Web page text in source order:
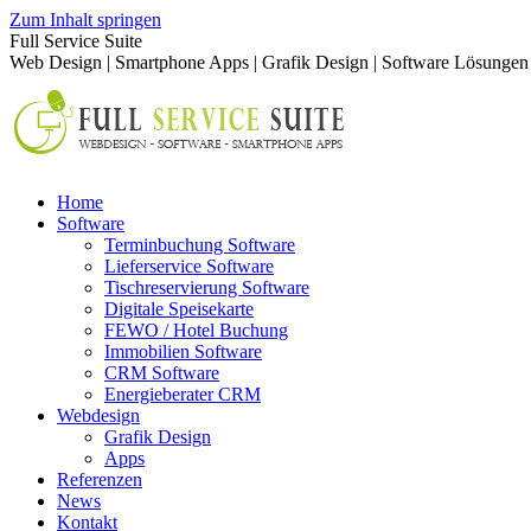
Zum Inhalt springen
Full Service Suite
Web Design | Smartphone Apps | Grafik Design | Software Lösungen
Home
Software
Terminbuchung Software
Lieferservice Software
Tischreservierung Software
Digitale Speisekarte
FEWO / Hotel Buchung
Immobilien Software
CRM Software
Energieberater CRM
Webdesign
Grafik Design
Apps
Referenzen
News
Kontakt